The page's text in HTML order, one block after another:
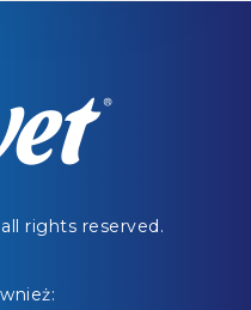
rights reserved.